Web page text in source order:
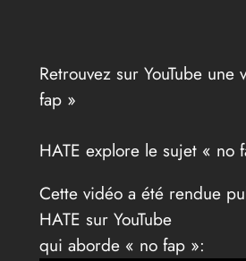
Retrouvez sur YouTube
fap »
HATE explore le sujet « no
Cette vidéo a été rendue
HATE sur YouTube
qui aborde « no fap »: